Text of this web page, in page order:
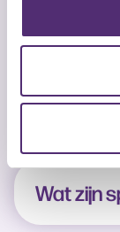
Wat zijn